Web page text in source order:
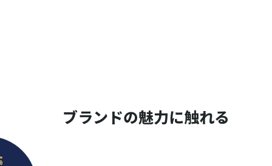
ブランドの魅力に触れる